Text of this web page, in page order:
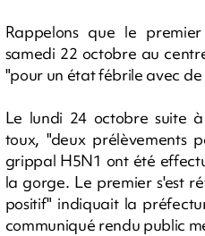
Rappelons que le
samedi 22 octobre au
"pour un état fébrile avec
Le lundi 24 octobre suite
toux, "deux prélèvements
grippal H5N1 ont été
la gorge. Le premier s'est
positif" indiquait la
communiqué rendu public